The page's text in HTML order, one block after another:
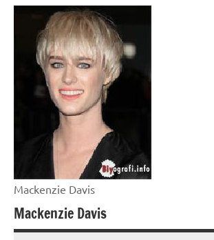
Mackenzie Davis
Mackenzie Davis